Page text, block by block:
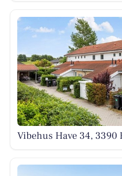
Vibehus Have 34, 3390